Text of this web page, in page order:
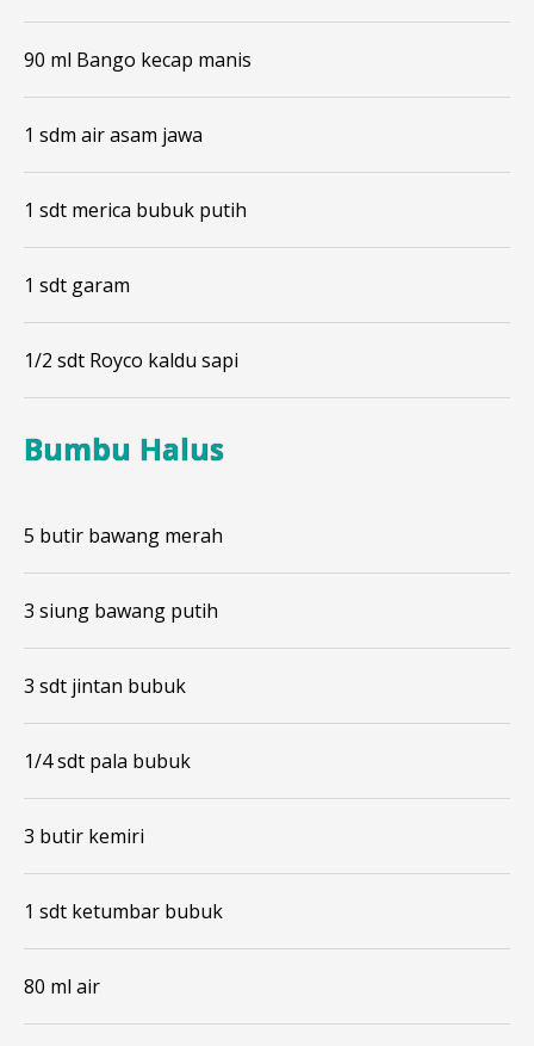
90 ml Bango kecap manis
1 sdm air asam jawa
1 sdt merica bubuk putih
1 sdt garam
1/2 sdt Royco kaldu sapi
Bumbu Halus
5 butir bawang merah
3 siung bawang putih
3 sdt jintan bubuk
1/4 sdt pala bubuk
3 butir kemiri
1 sdt ketumbar bubuk
80 ml air